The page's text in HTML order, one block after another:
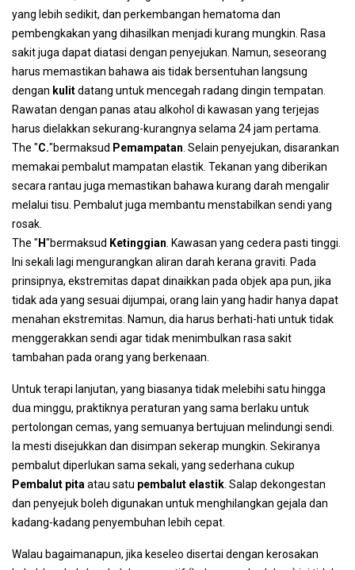
yang lebih sedikit, dan perkembangan hematoma dan
pembengkakan yang dihasilkan menjadi kurang mungkin. Rasa
sakit juga dapat diatasi dengan penyejukan. Namun, seseorang
harus memastikan bahawa ais tidak bersentuhan langsung
dengan kulitdatang untuk mencegah radang dingin tempatan.
Rawatan dengan panas atau alkohol di kawasan yang terjejas
harus dielakkan sekurang-kurangnya selama 24 jam pertama.
The "C."bermaksud Pemampatan . Selain penyejukan, disarankan
memakai pembalut mampatan elastik. Tekanan yang diberikan
secara rantau juga memastikan bahawa kurang darah mengalir
melalui tisu. Pembalut juga membantu menstabilkan sendi yang
rosak.
The " H"bermaksud Ketinggian . Kawasan yang cedera pasti tinggi.
Ini sekali lagi mengurangkan aliran darah kerana graviti. Pada
prinsipnya, ekstremitas dapat dinaikkan pada objek apa pun, jika
tidak ada yang sesuai dijumpai, orang lain yang hadir hanya dapat
menahan ekstremitas. Namun, dia harus berhati-hati untuk tidak
menggerakkan sendi agar tidak menimbulkan rasa sakit
tambahan pada orang yang berkenaan.
Untuk terapi lanjutan, yang biasanya tidak melebihi satu hingga
dua minggu, praktiknya peraturan yang sama berlaku untuk
pertolongan cemas, yang semuanya bertujuan melindungi sendi.
Ia mesti disejukkan dan disimpan sekerap mungkin. Sekiranya
pembalut diperlukan sama sekali, yang sederhana cukup
Pembalut pita atau satu pembalut elastik . Salap dekongestan
dan penyejuk boleh digunakan untuk menghilangkan gejala dan
kadang-kadang penyembuhan lebih cepat.
Walau bagaimanapun, jika keseleo disertai dengan kerosakan